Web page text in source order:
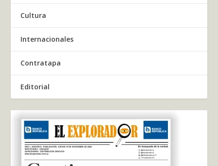
Cultura
Internacionales
Contratapa
Editorial